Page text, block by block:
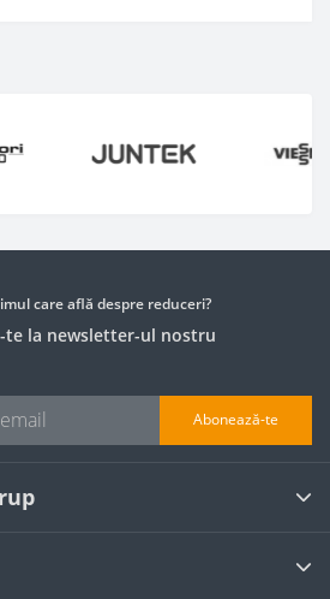
care află despre reduceri?
te la newsletter-ul nostru
Abonează-te